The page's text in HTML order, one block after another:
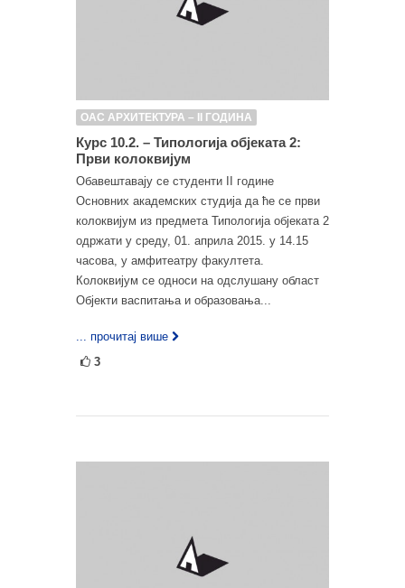
ОАС АРХИТЕКТУРА – II ГОДИНА
Курс 10.2. – Типологија објеката 2:
Први колоквијум
Обавештавају се студенти II године
Основних академских студија да ће се први
колоквијум из предмета Типологија објеката 2
одржати у среду, 01. априла 2015. у 14.15
часова, у амфитеатру факултета.
Колоквијум се односи на одслушану област
Објекти васпитања и образовања...
... прочитај више
3